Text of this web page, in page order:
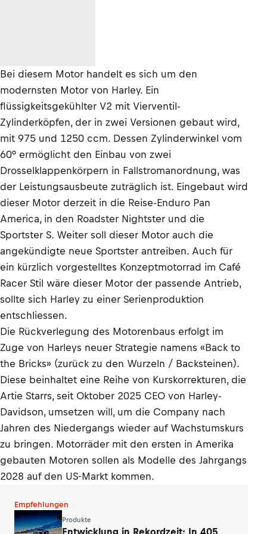
Bei diesem Motor handelt es sich um den
modernsten Motor von Harley. Ein
flüssigkeitsgekühlter V2 mit Vierventil-
Zylinderköpfen, der in zwei Versionen gebaut wird,
mit 975 und 1250 ccm. Dessen Zylinderwinkel vom
60° ermöglicht den Einbau von zwei
Drosselklappenkörpern in Fallstromanordnung, was
der Leistungsausbeute zuträglich ist. Eingebaut wird
dieser Motor derzeit in die Reise-Enduro Pan
America, in den Roadster Nightster und die
Sportster S. Weiter soll dieser Motor auch die
angekündigte neue Sportster antreiben. Auch für
ein kürzlich vorgestelltes Konzeptmotorrad im Café
Racer Stil wäre dieser Motor der passende Antrieb,
sollte sich Harley zu einer Serienproduktion
entschliessen.
Die Rückverlegung des Motorenbaus erfolgt im
Zuge von Harleys neuer Strategie namens «Back to
the Bricks» (zurück zu den Wurzeln / Backsteinen).
Diese beinhaltet eine Reihe von Kurskorrekturen, die
Artie Starrs, seit Oktober 2025 CEO von Harley-
Davidson, umsetzen will, um die Company nach
Jahren des Niedergangs wieder auf Wachstumskurs
zu bringen. Motorräder mit den ersten in Amerika
gebauten Motoren sollen als Modelle des Jahrgangs
2028 auf den US-Markt kommen.
Empfehlungen
Produkte
Entwicklung in Rekordzeit: In 405